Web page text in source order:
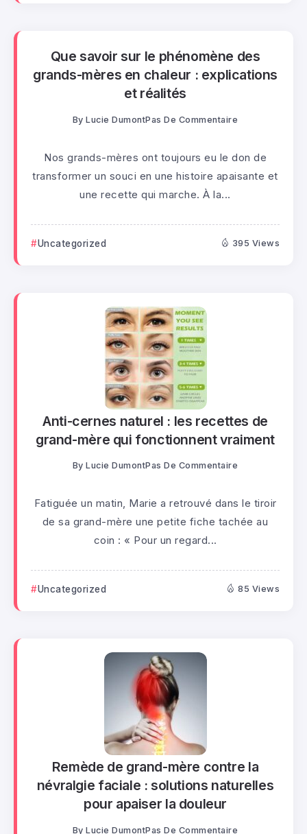
Que savoir sur le phénomène des
grands-mères en chaleur : explications
et réalités
By Lucie DumontPas De Commentaire
Nos grands-mères ont toujours eu le don de
transformer un souci en une histoire apaisante et
une recette qui marche. À la...
Uncategorized 395 Views
Anti-cernes naturel : les recettes de
grand-mère qui fonctionnent vraiment
By Lucie DumontPas De Commentaire
Fatiguée un matin, Marie a retrouvé dans le tiroir
de sa grand-mère une petite fiche tachée au
coin : « Pour un regard...
Uncategorized 85 Views
Remède de grand-mère contre la
névralgie faciale : solutions naturelles
pour apaiser la douleur
By Lucie DumontPas De Commentaire